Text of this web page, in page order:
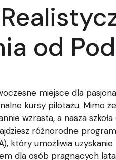
od
miejsce dla
kursy pilotażu. Mimo
wzrasta, a nasza
różnorodne
który umożliwia
dla osób pragnących